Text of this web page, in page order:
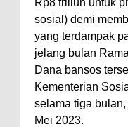
sosial) demi
yang terdampak
jelang bulan
Dana bansos
Kementerian
selama tiga
Mei 2023.